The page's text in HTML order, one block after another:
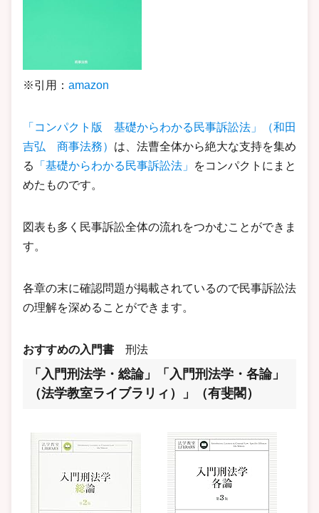
※引用： amazon
「コンパクト版 基礎からわかる民事訴訟法」（和田
吉弘 商事法務） は、法曹全体から絶大な支持を集め
る
「基礎からわかる民事訴訟法」
をコンパクトにまと
めたものです。
図表も多く民事訴訟全体の流れをつかむことができま
す。
各章の末に確認問題が掲載されているので民事訴訟法
の理解を深めることができます。
おすすめの入門書 刑法
「入門刑法学・総論」「入門刑法学・各論」
（法学教室ライブラリィ）」（有斐閣）